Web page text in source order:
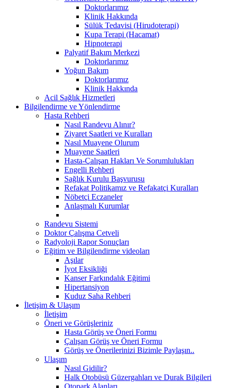
Doktorlarımız
Klinik Hakkında
Sülük Tedavisi (Hirudoterapi)
Kupa Terapi (Hacamat)
Hipnoterapi
Palyatif Bakım Merkezi
Doktorlarımız
Yoğun Bakım
Doktorlarımız
Klinik Hakkında
Acil Sağlık Hizmetleri
Bilgilendirme ve Yönlendirme
Hasta Rehberi
Nasıl Randevu Alınır?
Ziyaret Saatleri ve Kuralları
Nasıl Muayene Olurum
Muayene Saatleri
Hasta-Çalışan Hakları Ve Sorumlulukları
Engelli Rehberi
Sağlık Kurulu Başvurusu
Refakat Politikamız ve Refakatçi Kuralları
Nöbetçi Eczaneler
Anlaşmalı Kurumlar
Randevu Sistemi
Doktor Çalışma Cetveli
Radyoloji Rapor Sonuçları
Eğitim ve Bilgilendirme videoları
Aşılar
İyot Eksikliği
Kanser Farkındalık Eğitimi
Hipertansiyon
Kuduz Saha Rehberi
İletişim & Ulaşım
İletişim
Öneri ve Görüşleriniz
Hasta Görüş ve Öneri Formu
Çalışan Görüş ve Öneri Formu
Görüş ve Önerilerinizi Bizimle Paylaşın..
Ulaşım
Nasıl Gidilir?
Halk Otobüsü Güzergahları ve Durak Bilgileri
Otopark Alanları